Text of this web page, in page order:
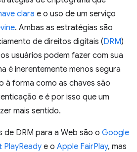
clara e o uso de um serviço
. Ambas as estratégias são
de direitos digitais (DRM)
usuários podem fazer com sua
é inerentemente menos segura
à forma como as chaves são
e é por isso que um
mais sentido.
de DRM para a Web são o Google
PlayReady e o Apple FairPlay, mas